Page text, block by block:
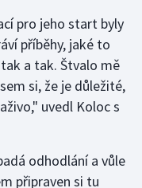
pro jeho start byly
příběhy, jaké to
a tak. Štvalo mě
si, že je důležité,
uvedl Koloc s
odhodlání a vůle
připraven si tu